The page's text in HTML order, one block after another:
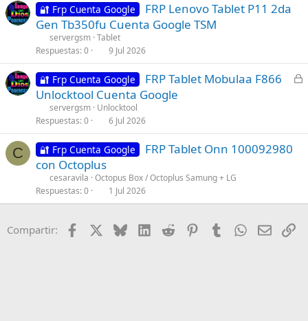
🔐 Frp Cuenta Google
FRP Lenovo Tablet P11 2da
Gen Tb350fu Cuenta Google TSM
servergsm Tablet
Respuestas 0 9 Jul 2026
C
a
🔐 Frp Cuenta Google
FRP Tablet Mobulaa F866
Unlocktool Cuenta Google
servergsm Unlocktool
Respuestas 0 6 Jul 2026
C 🔐 Frp Cuenta Google
FRP Tablet Onn 100092980
con Octoplus
cesaravila
Octopus Box / Octoplus Samung + LG
Respuestas 0 1 Jul 2026
Compartir: Facebook BlueskyLinkedIn
Reddit PinterestTumblr WhatsApp
Email